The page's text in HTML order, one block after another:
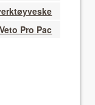
Veto Pro Pac